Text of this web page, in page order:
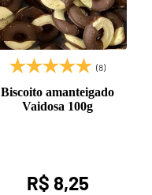
(8)
Biscoito amanteigado
Vaidosa 100g
R$ 8,25